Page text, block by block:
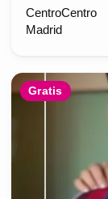
CentroCentro
Madrid
Gratis